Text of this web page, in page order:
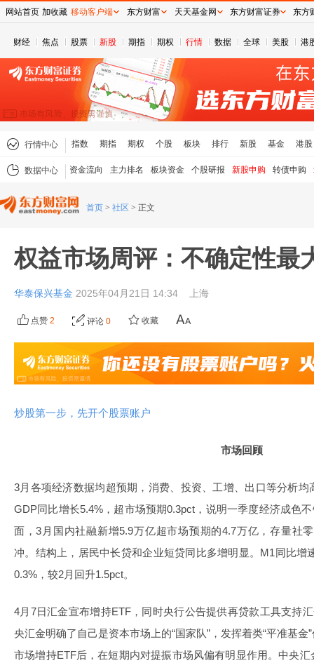
财经 焦点 股票 新股 期指 期权 行情 数据 全球 美股 港
行情中心 指数 期指 期权 个股 板块 排行 新股 基金 港股
数据中心 资金流向 主力排名 板块资金 个股研报 新股申购 转债申购
首页 > 社区 > 正文
权益市场周评：不确定性最
华泰保兴基金 2025年04月21日 14:34 上海
点赞 2 评论 0 收藏
炒股第一步，先开个股票账户
市场回顾
3月各项经济数据均超预期，消费、投资、工增、出口等分析
GDP同比增长5.4%，超市场预期0.3pct，说明一季度经济成色
面，3月国内社融新增5.9万亿超市场预期的4.7万亿，存量社
冲。结构上，居民中长贷和企业短贷同比多增明显。M1同比增
0.3%，较2月回升1.5pct。
4月7日汇金宣布增持ETF，同时央行公告提供再贷款工具支持
央汇金明确了自己是资本市场上的“国家队”，发挥着类“平准基
市场增持ETF后，在短期内对提振市场风偏有明显作用。中央
网站首页 加收藏 移动客户端 东方财富 天天基金网 东方财富证券 东方